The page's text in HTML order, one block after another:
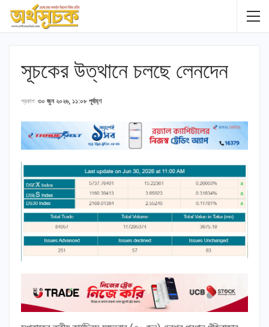
সূচকের উত্থানে চলছে লেনদেন
প্রকাশ ৩০ জুন ২০২৬, ১১:০৮ পূর্বাহ্ণ